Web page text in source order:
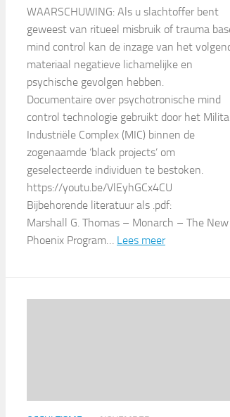
WAARSCHUWING: Als u slachtoffer bent
geweest van ritueel misbruik of trauma
mind control kan de inzage van het
materiaal negatieve lichamelijke en
psychische gevolgen hebben.
Documentaire over psychotronische mind
control technologie gebruikt door het
Industriële Complex (MIC) binnen de
zogenaamde ‘black projects’ om
geselecteerde individuen te bestoken.
https://youtu.be/VlEyhGCx4CU
Bijbehorende literatuur als .pdf:
Marshall G. Thomas – Monarch – The New
Phoenix Program… Lees meer